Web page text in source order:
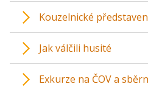
Kouzelnické
Jak válčili husité
Exkurze na ČOV a